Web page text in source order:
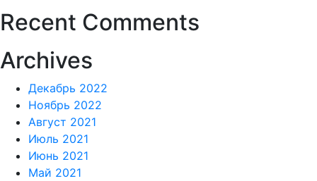
Recent Comments
Archives
Декабрь 2022
Ноябрь 2022
Август 2021
Июль 2021
Июнь 2021
Май 2021